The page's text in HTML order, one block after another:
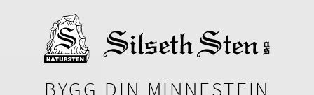
BYGG DIN MINNESTEIN